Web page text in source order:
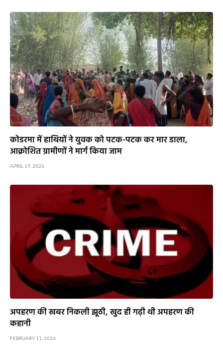
कोडरमा में हाथियों ने युवक को पटक-पटक कर मार डाला,
आक्रोशित ग्रामीणों ने मार्ग किया जाम
APRIL 19, 2026
अपहरण की खबर निकली झूठी, खुद ही गढ़ी थी अपहरण की
कहानी
FEBRUARY 11, 2026